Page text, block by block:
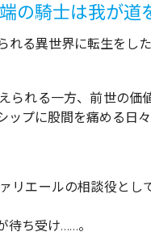
の騎士は我が道
れる異世界に転生をし
られる一方、前世の価
プに股間を痛める日々
リエールの相談役とし
待ち受け……。